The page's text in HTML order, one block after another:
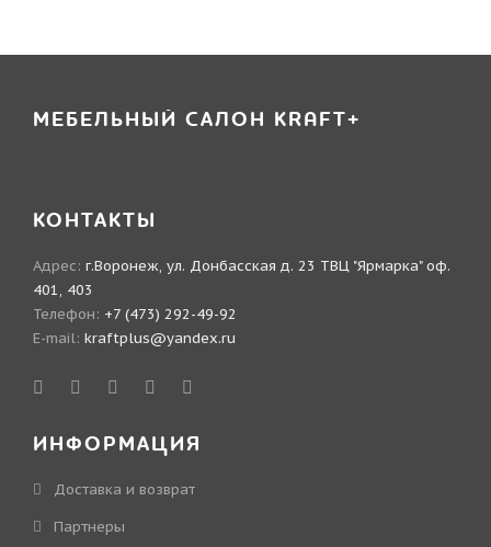
МЕБЕЛЬНЫЙ САЛОН KRAFT+
КОНТАКТЫ
Адрес: г.Воронеж, ул. Донбасская д. 23 ТВЦ "Ярмарка" оф.
401, 403
Телефон: +7 (473) 292-49-92
E-mail: kraftplus@yandex.ru
ИНФОРМАЦИЯ
Доставка и возврат
Партнеры